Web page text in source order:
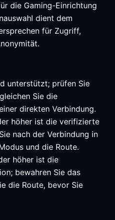
die Gaming-Einrichtung
dient dem
für Zugriff,
unterstützt; prüfen Sie
Sie die
direkten Verbindung.
höher ist die verifizierte
nach der Verbindung in
und die Route.
höher ist die
bewahren Sie das
die Route, bevor Sie